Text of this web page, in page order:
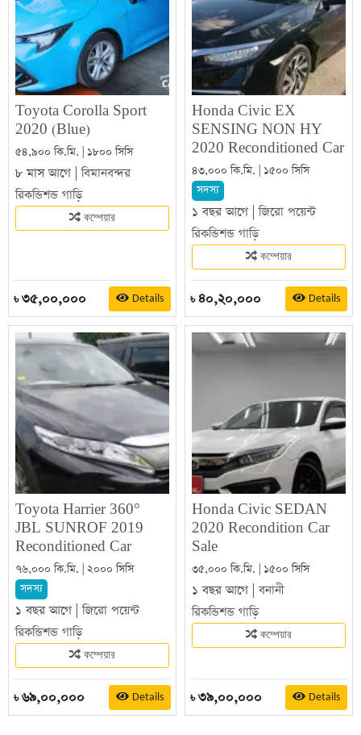
Toyota Corolla Sport
2020 (Blue)
৫৪,৯০০ কি.মি. | ১৮০০ সিসি
৮ মাস আগে |বিমানবন্দর
রিকন্ডিশন্ড গাড়ি
কম্পেয়ার
৳ ৩৫,০০,০০০ Details
Honda Civic EX
SENSING NON HY
2020 Reconditioned Car
৪৩,০০০ কি.মি. | ১৫০০ সিসি
সদস্য
১ বছর আগে |জিরো পয়েন্ট
রিকন্ডিশন্ড গাড়ি
কম্পেয়ার
৳ ৪০,২০,০০০ Details
Toyota Harrier 360°
JBL SUNROF 2019
Reconditioned Car
৭৬,০০০ কি.মি. | ২০০০ সিসি
সদস্য
১ বছর আগে |জিরো পয়েন্ট
রিকন্ডিশন্ড গাড়ি
কম্পেয়ার
৳ ৬৯,০০,০০০ Details
Honda Civic SEDAN
2020 Recondition Car
Sale
৩৫,০০০ কি.মি. | ১৫০০ সিসি
১ বছর আগে |বনানী
রিকন্ডিশন্ড গাড়ি
কম্পেয়ার
৳ ৩৯,০০,০০০ Details